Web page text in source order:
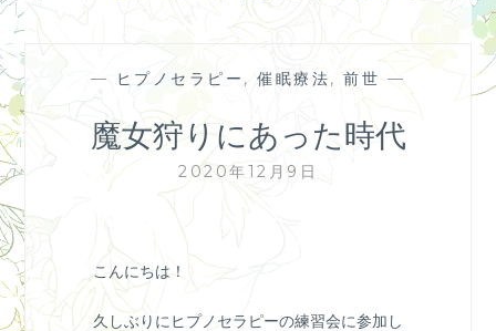
— ヒプノセラピー ,催眠療法,前世 —
魔女狩りにあった時代
2020年12月9日
こんにちは！
久しぶりにヒプノセラピーの練習会に参加し